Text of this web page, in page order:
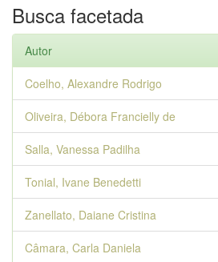
Busca facetada
Autor
Coelho, Alexandre Rodrigo
Oliveira, Débora Francielly de
Salla, Vanessa Padilha
Tonial, Ivane Benedetti
Zanellato, Daiane Cristina
Câmara, Carla Daniela